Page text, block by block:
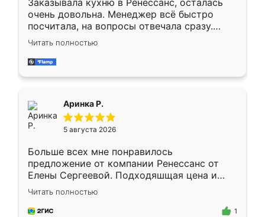
Заказывала кухню в Ренессанс, осталась
очень довольна. Менеджер всё быстро
посчитала, на вопросы отвечала сразу.
Замерщик приехал в субботу, подошёл к
делу со всей ответственностью. Собрали
за день, ребята работали аккуратно, даже
Читать полностью
Аринка Р.
5 августа 2026
Больше всех мне понравилось
предложение от компании Ренессанс от
Елены Сергеевой. Подходяшщая цена и
короткие сроки изготовления. Приехавший
для замера сотрудник Владислав
предложил по моему эскизу самый
Читать полностью
1